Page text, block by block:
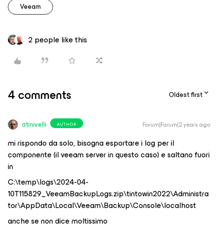
Veeam
2 people like this
4 comments Oldest first
atinivelli AUTHOR Forum|Forum|2 years ago
mi rispondo da solo, bisogna esportare i log per il
componente (il veeam server in questo caso) e saltano fuori
in
C:\temp\logs\2024-04-
10T115829_VeeamBackupLogs.zip\tintowin2022\Administra
tor\AppData\Local\Veeam\Backup\Console\localhost
anche se non dice moltissimo